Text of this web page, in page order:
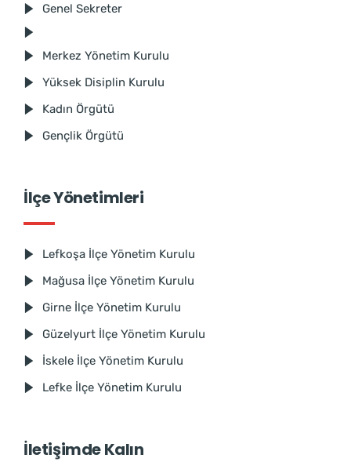
Genel Sekreter
Merkez Yönetim Kurulu
Yüksek Disiplin Kurulu
Kadın Örgütü
Gençlik Örgütü
İlçe Yönetimleri
Lefkoşa İlçe Yönetim Kurulu
Mağusa İlçe Yönetim Kurulu
Girne İlçe Yönetim Kurulu
Güzelyurt İlçe Yönetim Kurulu
İskele İlçe Yönetim Kurulu
Lefke İlçe Yönetim Kurulu
İletişimde Kalın